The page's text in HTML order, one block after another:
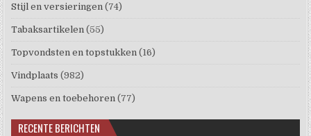
Stijl en versieringen (74)
Tabaksartikelen (55)
Topvondsten en topstukken (16)
Vindplaats (982)
Wapens en toebehoren (77)
RECENTE BERICHTEN